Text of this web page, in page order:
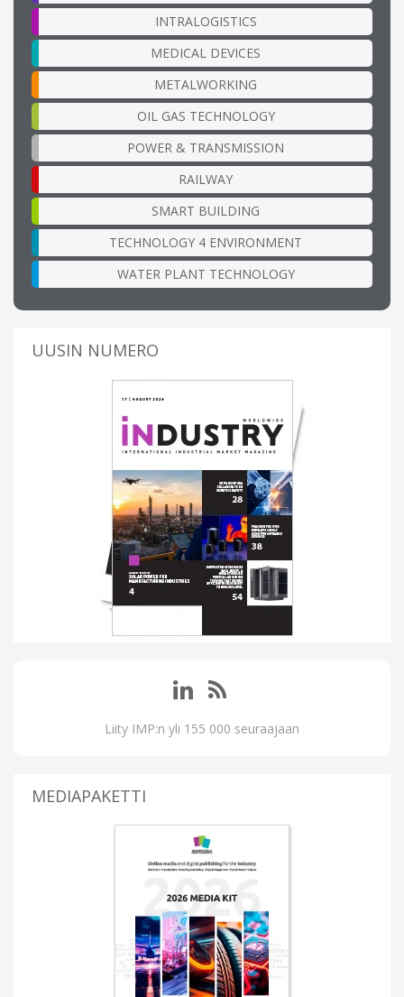
INTRALOGISTICS
MEDICAL DEVICES
METALWORKING
OIL GAS TECHNOLOGY
POWER & TRANSMISSION
RAILWAY
SMART BUILDING
TECHNOLOGY 4 ENVIRONMENT
WATER PLANT TECHNOLOGY
UUSIN NUMERO
Liity IMP:n yli 155 000 seuraajaan
MEDIAPAKETTI